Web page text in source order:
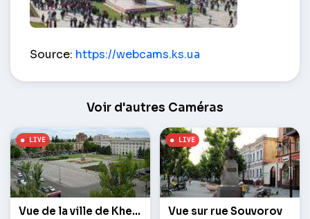
Source: https://webcams.ks.ua
Voir d'autres Caméras
Vue de la ville de Kherson Conseil Vue sur rue Souvorov